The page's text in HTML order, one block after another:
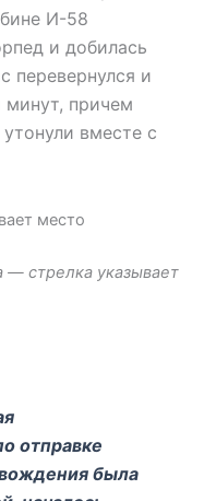
И-58
и добилась
перевернулся и
минут, причем
вместе с
— стрелка указывает
отправке
была